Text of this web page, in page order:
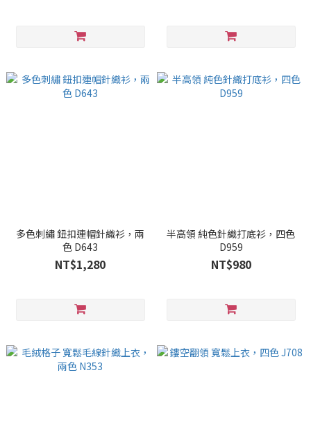
多色刺繡 鈕扣連帽針織衫，兩
色 D643
NT$1,280
半高領 純色針織打底衫，四色
D959
NT$980